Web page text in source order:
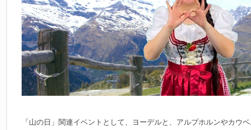
「山の日」関連イベントとして、ヨーデルと、アルプホルンやカウ